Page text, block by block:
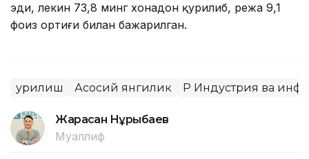
эди, лекин 73,8 минг хонадон қурилиб, режа 9,1
фоиз ортиғи билан бажарилган.
Қурилиш Асосий янгилик ҚР Индустрия ва
Жарасқан Нұрыбаев
Муаллиф